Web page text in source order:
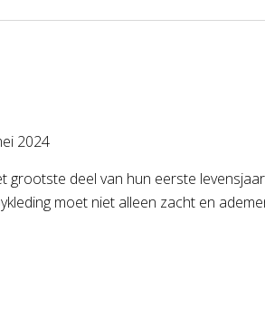
2024
grootste deel van hun eerste
moet niet alleen zacht en